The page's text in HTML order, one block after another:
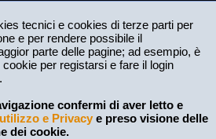
tecnici e cookies di terze parti per
e per rendere possibile il
parte delle pagine; ad esempio, è
per registarsi e fare il login
confermi di aver letto e
e Privacy e preso visione delle
dei cookie.